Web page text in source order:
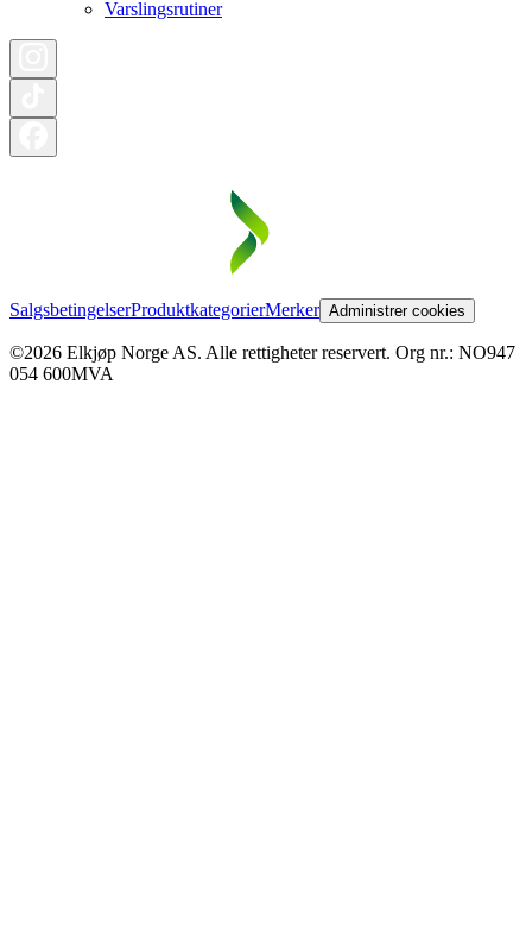
Varslingsrutiner
SalgsbetingelserProduktkategorierMerker Administrer cookies
©2026 Elkjøp Norge AS. Alle rettigheter reservert. Org nr.: NO947
054 600MVA